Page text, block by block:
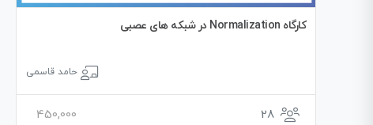
کارگاه Normalization در شبکه های عصبی
حامد قاسمی
28
450,000